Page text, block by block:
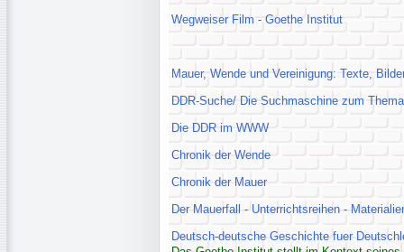
Wegweiser Film - Goethe Institut
Mauer, Wende und Vereinigung: Texte,
DDR-Suche/ Die Suchmaschine zum
Die DDR im WWW
Chronik der Wende
Chronik der Mauer
Der Mauerfall - Unterrichtsreihen -
Deutsch-deutsche Geschichte fuer